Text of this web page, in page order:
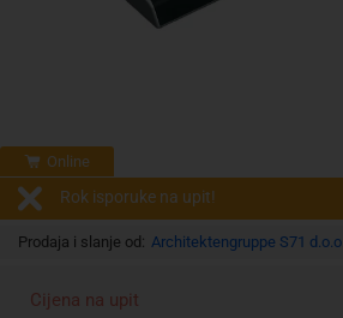
Online
Rok isporuke na upit!
Prodaja i slanje od: Architektengruppe S71 d.o.o.
Cijena na upit